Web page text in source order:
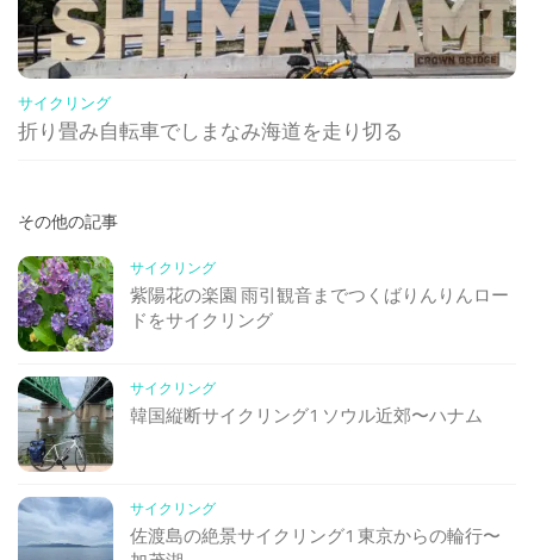
サイクリング
折り畳み自転車でしまなみ海道を走り切る
その他の記事
サイクリング
紫陽花の楽園 雨引観音までつくばりんりんロー
ドをサイクリング
サイクリング
韓国縦断サイクリング1 ソウル近郊〜ハナム
サイクリング
佐渡島の絶景サイクリング1 東京からの輪行〜